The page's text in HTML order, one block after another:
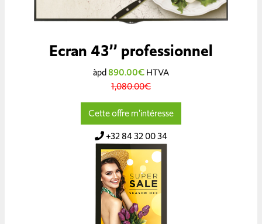
Ecran 43’’ professionnel
àpd890.00€HTVA
1,080.00€
Cette offre m'intéresse
+32 84 32 00 34